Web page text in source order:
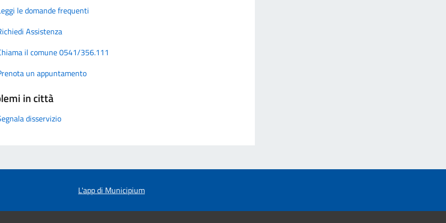
le domande frequenti
Assistenza
il comune 0541/356.111
un appuntamento
in città
disservizio
L'app di Municipium